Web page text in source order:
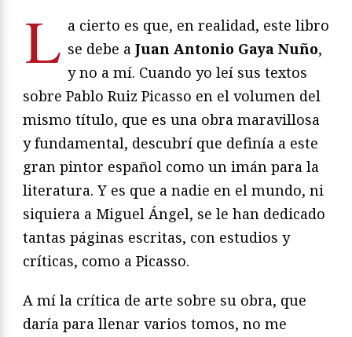
L a cierto es que, en realidad, este libro
se debe a Juan Antonio Gaya Nuño,
y no a mí. Cuando yo leí sus textos
sobre Pablo Ruiz Picasso en el volumen del
mismo título, que es una obra maravillosa
y fundamental, descubrí que definía a este
gran pintor español como un imán para la
literatura. Y es que a nadie en el mundo, ni
siquiera a Miguel Ángel, se le han dedicado
tantas páginas escritas, con estudios y
críticas, como a Picasso.
A mí la crítica de arte sobre su obra, que
daría para llenar varios tomos, no me